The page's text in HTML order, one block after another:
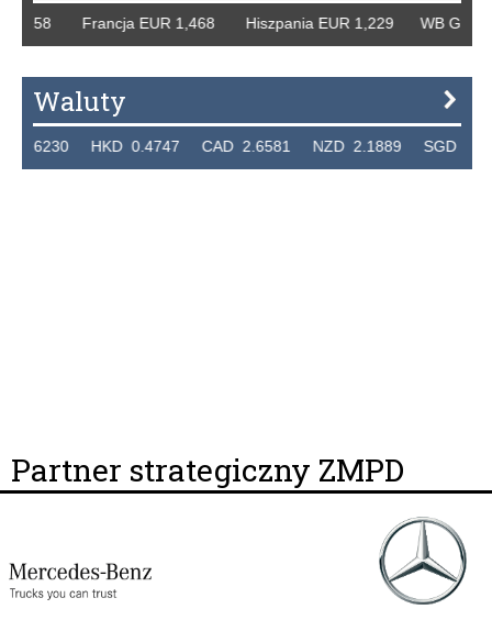
Francja EUR 1,468 Hiszpania EUR 1,229 WB GBP
Waluty
HKD 0.4747 CAD 2.6581 NZD 2.1889 SGD
Partner strategiczny ZMPD